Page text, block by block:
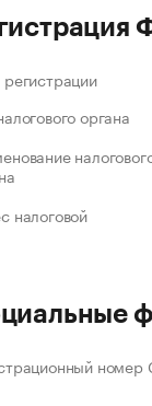
органа
налоговой